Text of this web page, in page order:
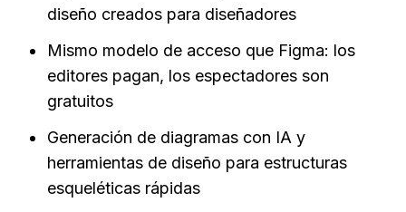
diseño creados para diseñadores
Mismo modelo de acceso que Figma: los
editores pagan, los espectadores son
gratuitos
Generación de diagramas con IA y
herramientas de diseño para estructuras
esqueléticas rápidas